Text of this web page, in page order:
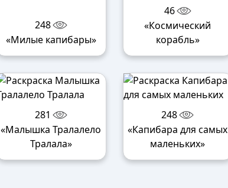
248
«Милые капибары»
46
«Космический
корабль»
281
«Малышка Тралалело
Тралала»
248
«Капибара для самых
маленьких»